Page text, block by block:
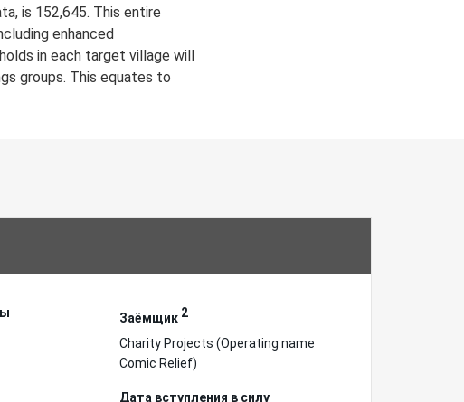
is 152,645. This entire
enhanced
in each target village will
groups. This equates to
Заёмщик 2
Charity Projects (Operating name
Comic Relief)
Дата вступления в силу